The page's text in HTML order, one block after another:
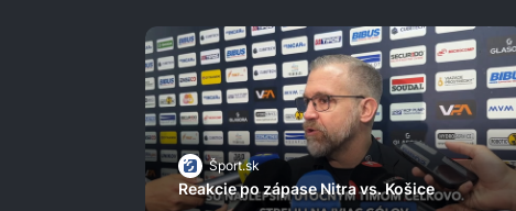
Šport.sk
Reakcie po zápase Nitra vs. Košice